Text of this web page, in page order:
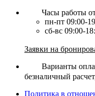
Часы работы
пн-пт 09:00-
сб-вс 09:00-
Заявки на
Варианты
безналичный
Политика в